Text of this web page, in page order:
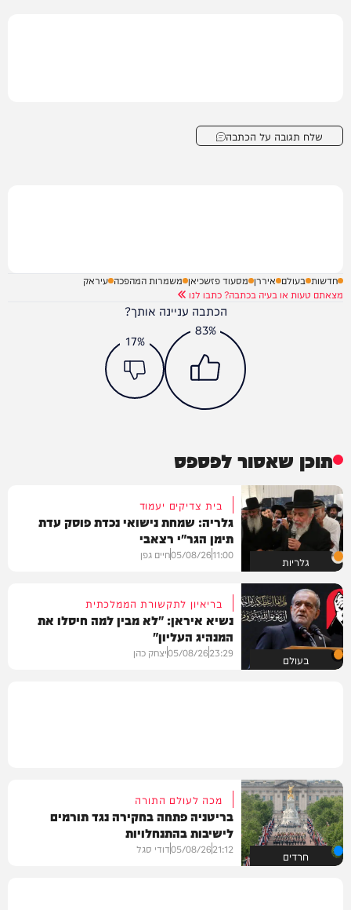
שלח תגובה על הכתבה
חדשות בעולם איררן מסעוד פזשכיאן משמרות המהפכה עיראק
מצאתם טעות או בעיה בכתבה? כתבו לנו
הכתבה עניינה אותך?
83%
17%
תוכן שאסור לפספס
גלריות
בית צדיקים יעמוד
גלריה: שמחת נישואי נכדת פוסק עדת
תימן הגר"י רצאבי
11:00
05/08/26חיים גפן
בעולם
בריאיון לתקשורת הממלכתית
נשיא איראן: "לא מבין למה חיסלו את
המנהיג העליון"
23:29
05/08/26יצחק כהן
חרדים
מכה לעולם התורה
בריטניה פתחה בחקירה נגד תורמים
לישיבות בהתנחלויות
21:12
05/08/26דודי סגל